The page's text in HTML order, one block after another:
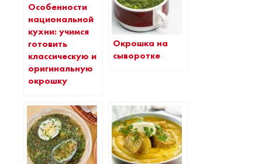
Особенности
национальной
кухни: учимся
готовить
классическую и
оригинальную
окрошку
Окрошка на
сыворотке